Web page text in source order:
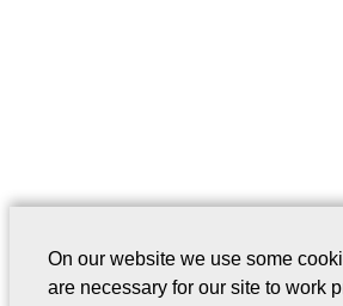
On our website we use some
are necessary for our site to work